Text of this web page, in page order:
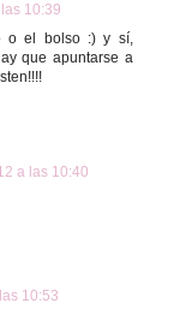
10:39
o el bolso :) y sí,
que apuntarse a
a las 10:40
10:53